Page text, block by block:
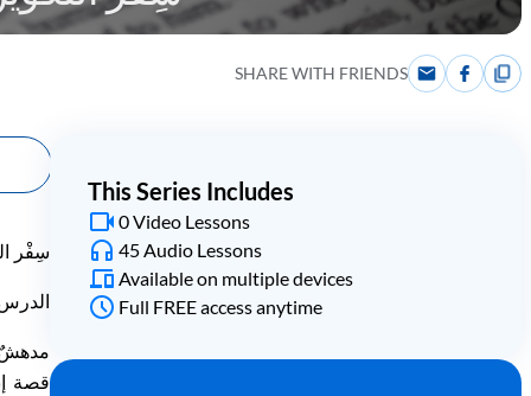
SHARE WITH FRIENDS
سِفْر
مدهشٌ
قصة
This Series Includes
0 Video Lessons
45 Audio Lessons
Available on multiple devices
Full FREE access anytime